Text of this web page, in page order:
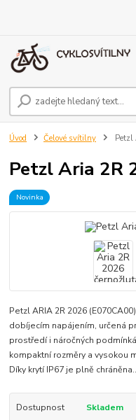
Úvod Čelové svítilny Petzl
Petzl Aria 2R
Novinka
Petzl ARIA 2R 2026
dobíjecím napájením, určená
prostředí i náročných
kompaktní rozměry a vysokou
Díky krytí IP67 je plně
Dostupnost
Skladem